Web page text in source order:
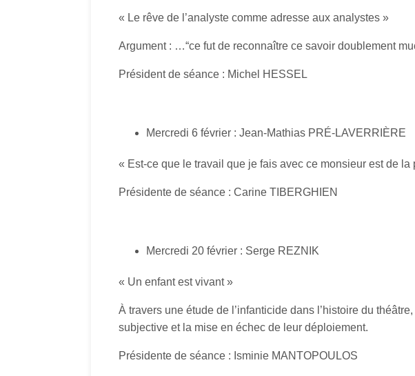
« Le rêve de l’analyste comme adresse aux analystes »
Argument : …“ce fut de reconnaître ce savoir doublement
Président de séance : Michel HESSEL
Mercredi 6 février : Jean-Mathias PRÉ-LAVERRIÈRE
« Est-ce que le travail que je fais avec ce monsieur est de
Présidente de séance : Carine TIBERGHIEN
Mercredi 20 février : Serge REZNIK
« Un enfant est vivant »
À travers une étude de l’infanticide dans l’histoire du
subjective et la mise en échec de leur déploiement.
Présidente de séance : Isminie MANTOPOULOS